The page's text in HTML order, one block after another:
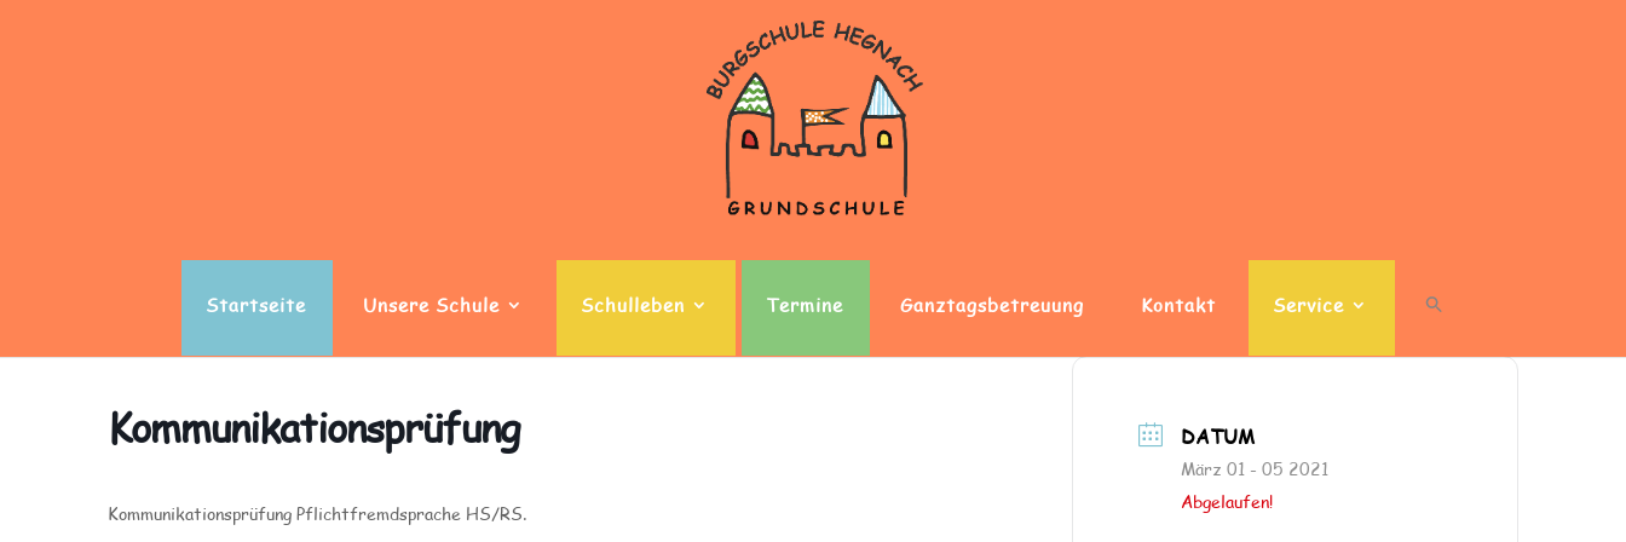
Startseite Unsere Schule Schulleben Termine Ganztagsbetreuung Kontakt Service
Kommunikationsprüfung
Kommunikationsprüfung Pflichtfremdsprache HS/RS.
DATUM
März 01 - 05 2021
Abgelaufen!